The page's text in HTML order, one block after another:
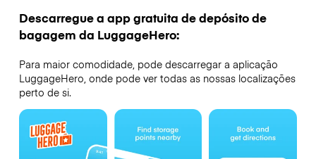
Descarregue a app gratuita de depósito de
bagagem da LuggageHero:
Para maior comodidade, pode descarregar a aplicação
LuggageHero, onde pode ver todas as nossas localizações
perto de si.